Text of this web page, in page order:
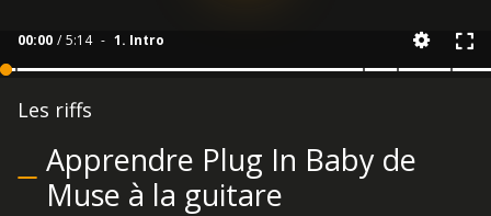
00:00 / 5:14 - 1. Intro
Les riffs
Apprendre Plug In Baby de
Muse à la guitare